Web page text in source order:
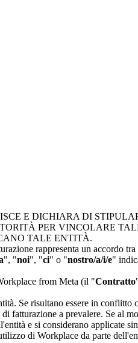
E DICHIARA DI
PER VINCOLARE
TALE ENTITÀ.
rappresenta un accordo
", "noi", "ci" o "nostro/a/i/e"
from Meta (il "Contratto
Se risultano essere in
fatturazione a prevalere. Se al
e si considerano applicate
di Workplace da parte